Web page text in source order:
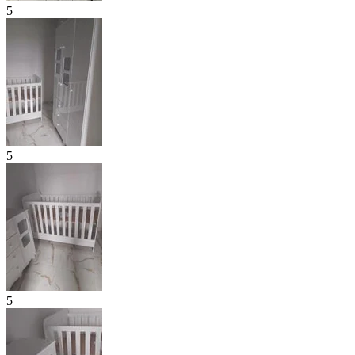
5
5
5